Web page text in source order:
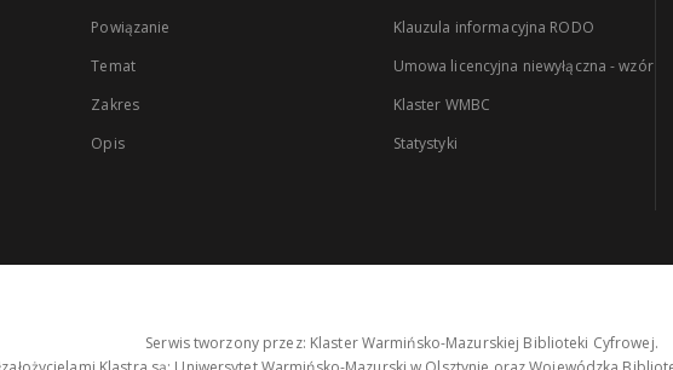
Powiązanie
Temat
Zakres
Opis
Klauzula informacyjna RODO
Umowa licencyjna niewyłączna - wzór
Klaster WMBC
Statystyki
Serwis tworzony przez: Klaster Warmińsko-Mazurskiej Biblioteki Cyfrowej.